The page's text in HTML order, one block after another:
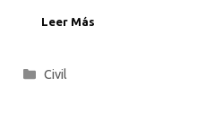
Leer Más
Categorías
Civil